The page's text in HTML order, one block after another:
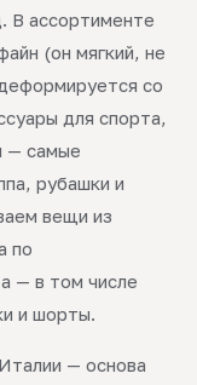
В ассортименте
(он мягкий, не
со
для спорта,
— самые
рубашки и
вещи из
по
— в том числе
и шорты.
— основа